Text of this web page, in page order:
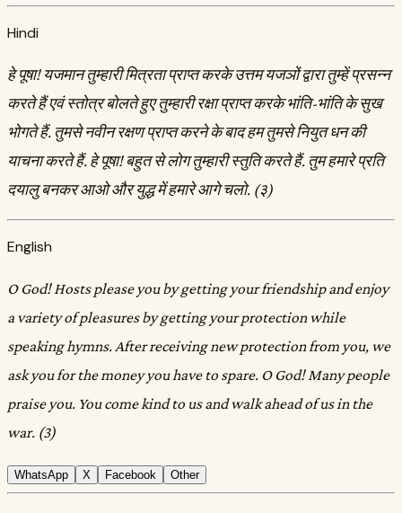
Hindi
हे पूषा! यजमान तुम्हारी मित्रता प्राप्त करके उत्तम यजञों द्वारा तुम्हें प्रसन्न
करते हैं एवं स्तोत्र बोलते हुए तुम्हारी रक्षा प्राप्त करके भांति-भांति के सुख
भोगते हैं. तुमसे नवीन रक्षण प्राप्त करने के बाद हम तुमसे नियुत धन की
याचना करते हैं. हे पूषा! बहुत से लोग तुम्हारी स्तुति करते हैं. तुम हमारे प्रति
दयालु बनकर आओ और युद्ध में हमारे आगे चलो. (३)
English
O God! Hosts please you by getting your friendship and enjoy
a variety of pleasures by getting your protection while
speaking hymns. After receiving new protection from you, we
ask you for the money you have to spare. O God! Many people
praise you. You come kind to us and walk ahead of us in the
war. (3)
WhatsApp X Facebook Other